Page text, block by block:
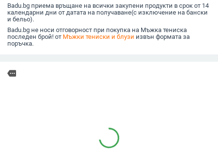
Badu.bg приема връщане на всички закупени продукти в срок от 14
календарни дни от датата на получаване(с изключение на бански
и бельо).
Badu.bg не носи отговорност при покупка на Мъжка тениска
последен брой! от Мъжки тениски и блузи извън формата за
поръчка.
more